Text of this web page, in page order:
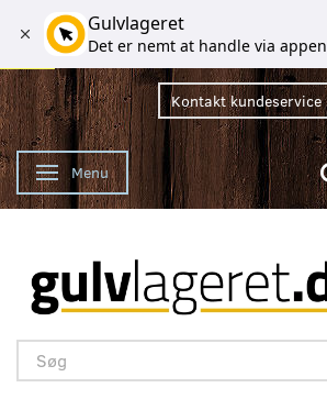
Kontakt kundeservice
Skifte navigation
Menu
Gulvlageret
Det er nemt at handle via appen